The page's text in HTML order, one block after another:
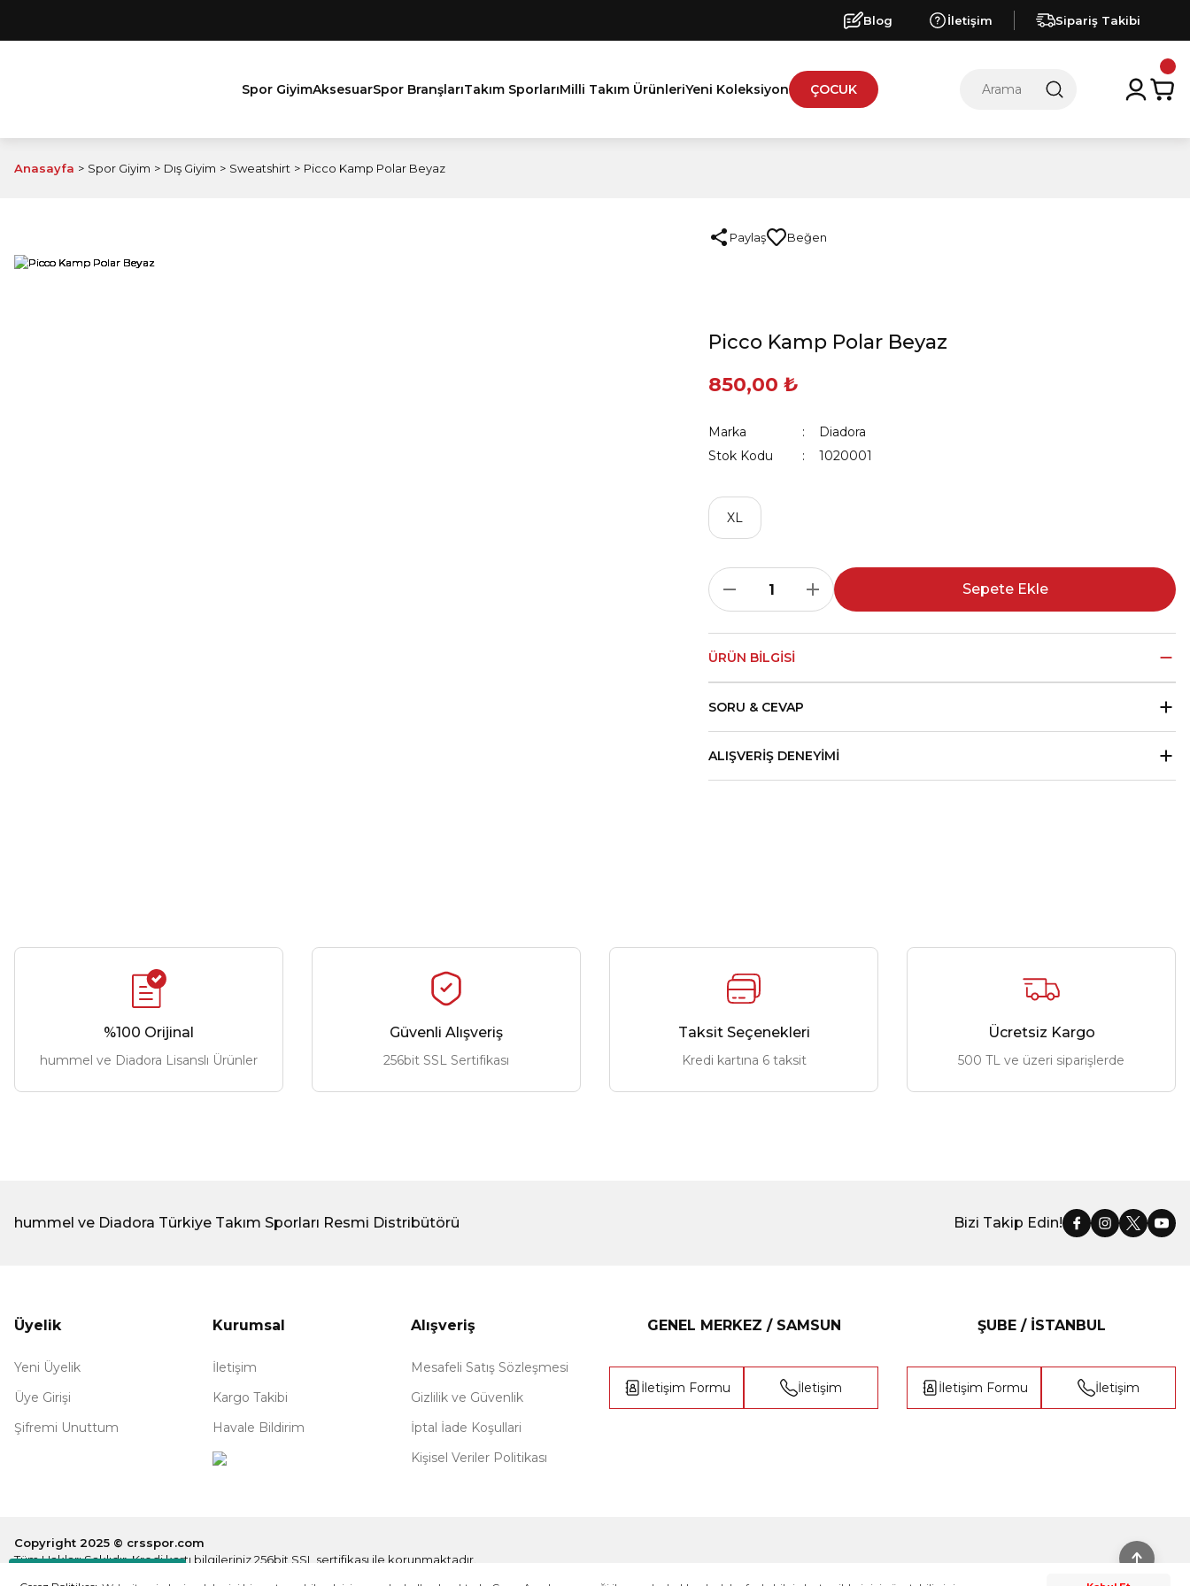
Destek Hattı
Blog İletişim Sipariş Takibi
Spor GiyimAksesuarSpor BranşlarıTakım SporlarıMilli Takım ÜrünleriYeni Koleksiyon ÇOCUK
Anasayfa Spor Giyim Dış Giyim Sweatshirt Picco Kamp Polar Beyaz
Paylaş
Picco Kamp Polar Beyaz
850,00 ₺
Marka
Diadora
Stok Kodu
1020001
XL
Sepete Ekle
ÜRÜN BILGISI
SORU & CEVAP
ALIŞVERIŞ DENEYIMI
%100 Orijinal
hummel ve Diadora Lisanslı Ürünler
Güvenli Alışveriş
256bit SSL Sertifikası
Taksit Seçenekleri
Kredi kartına 6 taksit
Ücretsiz Kargo
500 TL ve üzeri siparişlerde
hummel ve Diadora Türkiye Takım Sporları Resmi Distribütörü Bizi Takip Edin!
Üyelik
Yeni Üyelik
Üye Girişi
Şifremi Unuttum
Kurumsal
İletişim
Kargo Takibi
Havale Bildirim
Alışveriş
Mesafeli Satış Sözleşmesi
Gizlilik ve Güvenlik
İptal İade Koşullari
Kişisel Veriler Politikası
GENEL MERKEZ / SAMSUN
İletişim Formu İletişim
ŞUBE / İSTANBUL
İletişim Formu İletişim
Copyright 2025 © crsspor.com
Tüm Hakları Saklıdır. Kredi kartı bilgileriniz 256bit SSL sertifikası ile korunmaktadır.